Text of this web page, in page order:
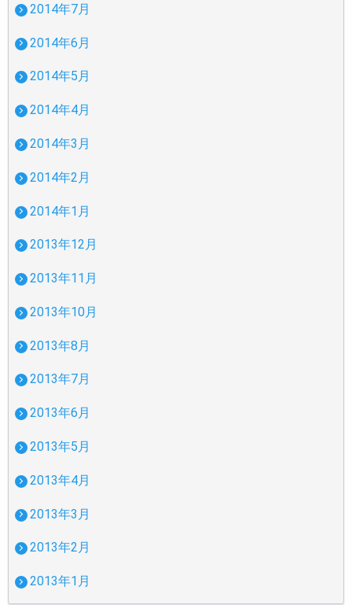
2014年7月
2014年6月
2014年5月
2014年4月
2014年3月
2014年2月
2014年1月
2013年12月
2013年11月
2013年10月
2013年8月
2013年7月
2013年6月
2013年5月
2013年4月
2013年3月
2013年2月
2013年1月